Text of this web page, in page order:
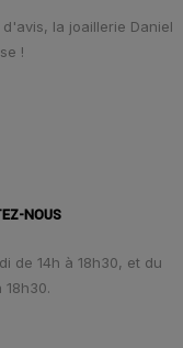
la joaillerie Daniel
!
NOUS
de 14h à 18h30, et du
18h30.